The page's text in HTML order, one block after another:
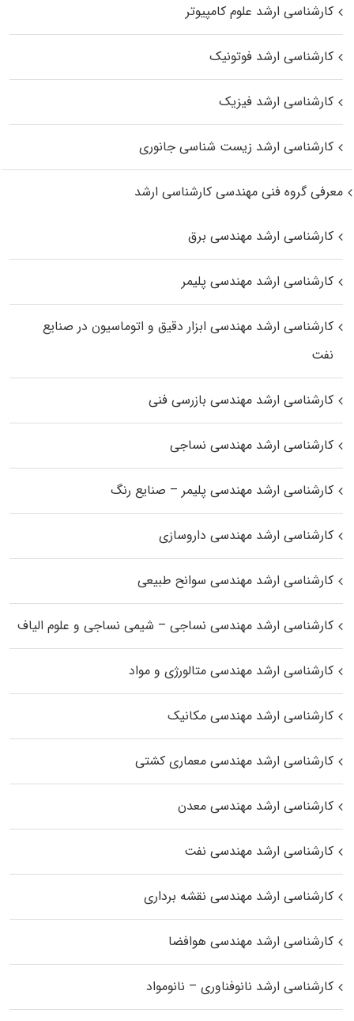
کارشناسی ارشد علوم کامپیوتر
کارشناسی ارشد فوتونیک
کارشناسی ارشد فیزیک
کارشناسی ارشد زیست‌ شناسی جانوری
معرفی گروه فنی مهندسی کارشناسی ارشد
کارشناسی ارشد مهندسی برق
کارشناسی ارشد مهندسی پلیمر
کارشناسی ارشد مهندسی ابزار دقیق و اتوماسیون در صنایع
نفت
کارشناسی ارشد مهندسی بازرسی فنی
کارشناسی ارشد مهندسی نساجی
کارشناسی ارشد مهندسی پلیمر – صنایع رنگ
کارشناسی ارشد مهندسی داروسازی
کارشناسی ارشد مهندسی سوانح طبیعی
کارشناسی ارشد مهندسی نساجی – شیمی نساجی و علوم الیاف
کارشناسی ارشد مهندسی متالورژی و مواد
کارشناسی ارشد مهندسی مکانیک
کارشناسی ارشد مهندسی معماری کشتی
کارشناسی ارشد مهندسی معدن
کارشناسی ارشد مهندسی نفت
کارشناسی ارشد مهندسی نقشه برداری
کارشناسی ارشد مهندسی هوافضا
کارشناسی ارشد نانوفناوری – نانومواد